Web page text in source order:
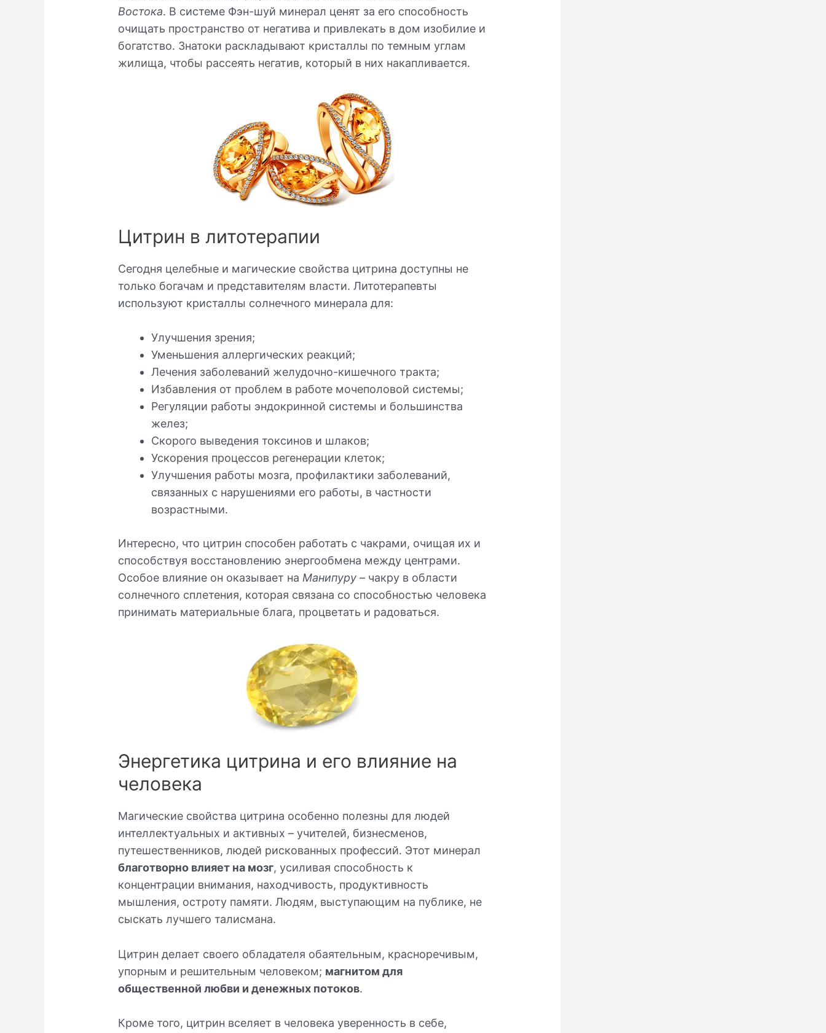
Востока. В системе Фэн-шуй минерал ценят за его способность
очищать пространство от негатива и привлекать в дом изобилие и
богатство. Знатоки раскладывают кристаллы по темным углам
жилища, чтобы рассеять негатив, который в них накапливается.
Цитрин в литотерапии
Сегодня целебные и магические свойства цитрина доступны не
только богачам и представителям власти. Литотерапевты
используют кристаллы солнечного минерала для:
Улучшения зрения;
Уменьшения аллергических реакций;
Лечения заболеваний желудочно-кишечного тракта;
Избавления от проблем в работе мочеполовой системы;
Регуляции работы эндокринной системы и большинства
желез;
Скорого выведения токсинов и шлаков;
Ускорения процессов регенерации клеток;
Улучшения работы мозга, профилактики заболеваний,
связанных с нарушениями его работы, в частности
возрастными.
Интересно, что цитрин способен работать с чакрами, очищая их и
способствуя восстановлению энергообмена между центрами.
Особое влияние он оказывает наМанипуру – чакру в области
солнечного сплетения, которая связана со способностью человека
принимать материальные блага, процветать и радоваться.
Энергетика цитрина и его влияние на
человека
Магические свойства цитрина особенно полезны для людей
интеллектуальных и активных – учителей, бизнесменов,
путешественников, людей рискованных профессий. Этот минерал
благотворно влияет на мозг, усиливая способность к
концентрации внимания, находчивость, продуктивность
мышления, остроту памяти. Людям, выступающим на публике, не
сыскать лучшего талисмана.
Цитрин делает своего обладателя обаятельным, красноречивым,
упорным и решительным человеком; магнитом для
общественной любви и денежных потоков.
Кроме того, цитрин вселяет в человека уверенность в себе,